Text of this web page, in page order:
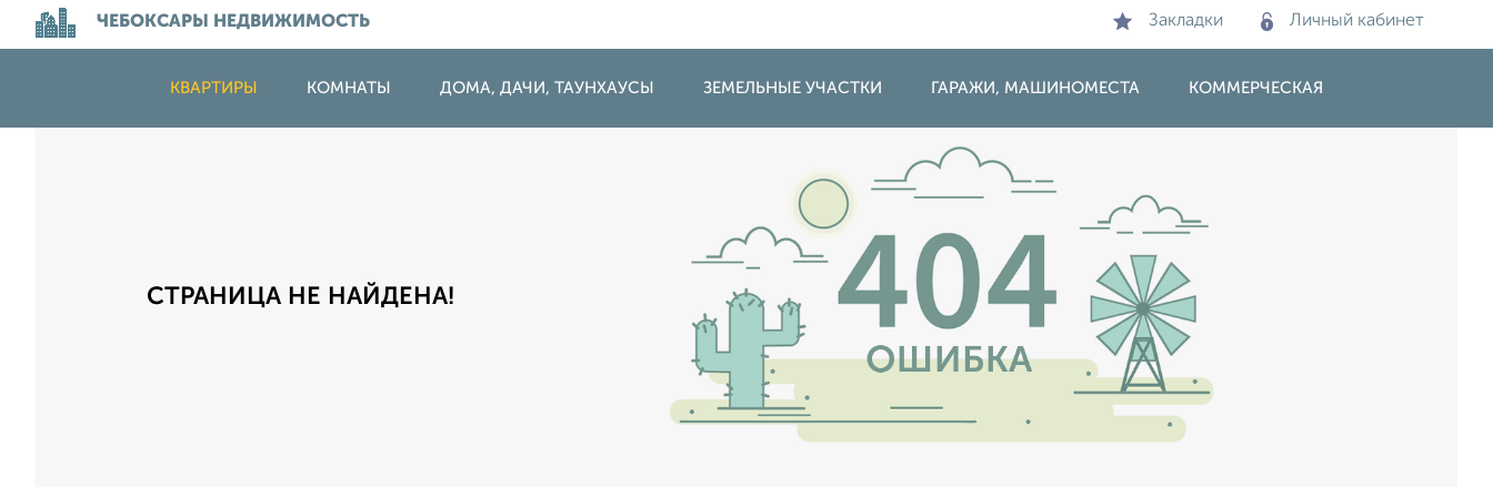
ЧЕБОКСАРЫ НЕДВИЖИМОСТЬ Закладки Личный кабинет
КВАРТИРЫ КОМНАТЫ ДОМА, ДАЧИ, ТАУНХАУСЫ ЗЕМЕЛЬНЫЕ УЧАСТКИ ГАРАЖИ, МАШИНОМЕСТА КОММЕРЧЕСКАЯ
СТРАНИЦА НЕ НАЙДЕНА!